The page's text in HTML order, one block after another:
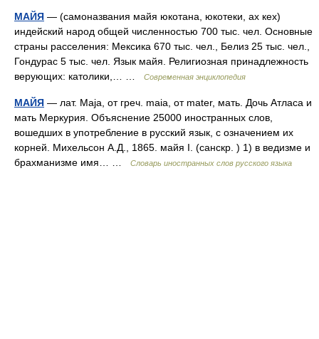
МАЙЯ — (самоназвания майя юкотана, юкотеки, ах кех)
индейский народ общей численностью 700 тыс. чел. Основные
страны расселения: Мексика 670 тыс. чел., Белиз 25 тыс. чел.,
Гондурас 5 тыс. чел. Язык майя. Религиозная принадлежность
верующих: католики,… …
Современная энциклопедия
МАЙЯ — лат. Maja, от греч. maia, от mater, мать. Дочь Атласа и
мать Меркурия. Объяснение 25000 иностранных слов,
вошедших в употребление в русский язык, с означением их
корней. Михельсон А.Д., 1865. майя I. (санскр. ) 1) в ведизме и
брахманизме имя… …
Словарь иностранных слов русского языка